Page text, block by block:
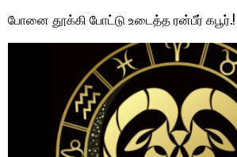
போனை தூக்கி போட்டு உடைத்த ரன்பீர்